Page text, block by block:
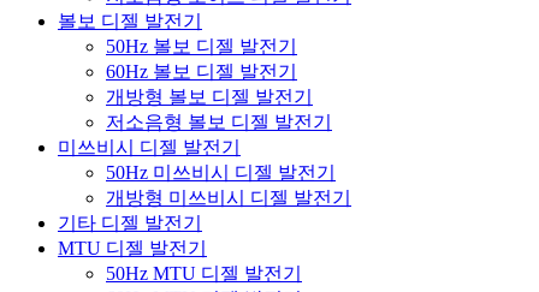
볼보 디젤 발전기
50Hz 볼보 디젤 발전기
60Hz 볼보 디젤 발전기
개방형 볼보 디젤 발전기
저소음형 볼보 디젤 발전기
미쓰비시 디젤 발전기
50Hz 미쓰비시 디젤 발전기
개방형 미쓰비시 디젤 발전기
기타 디젤 발전기
MTU 디젤 발전기
50Hz MTU 디젤 발전기